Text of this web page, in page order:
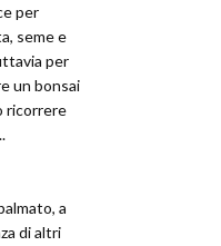
per
seme e
per
un bonsai
ricorrere
a
di altri